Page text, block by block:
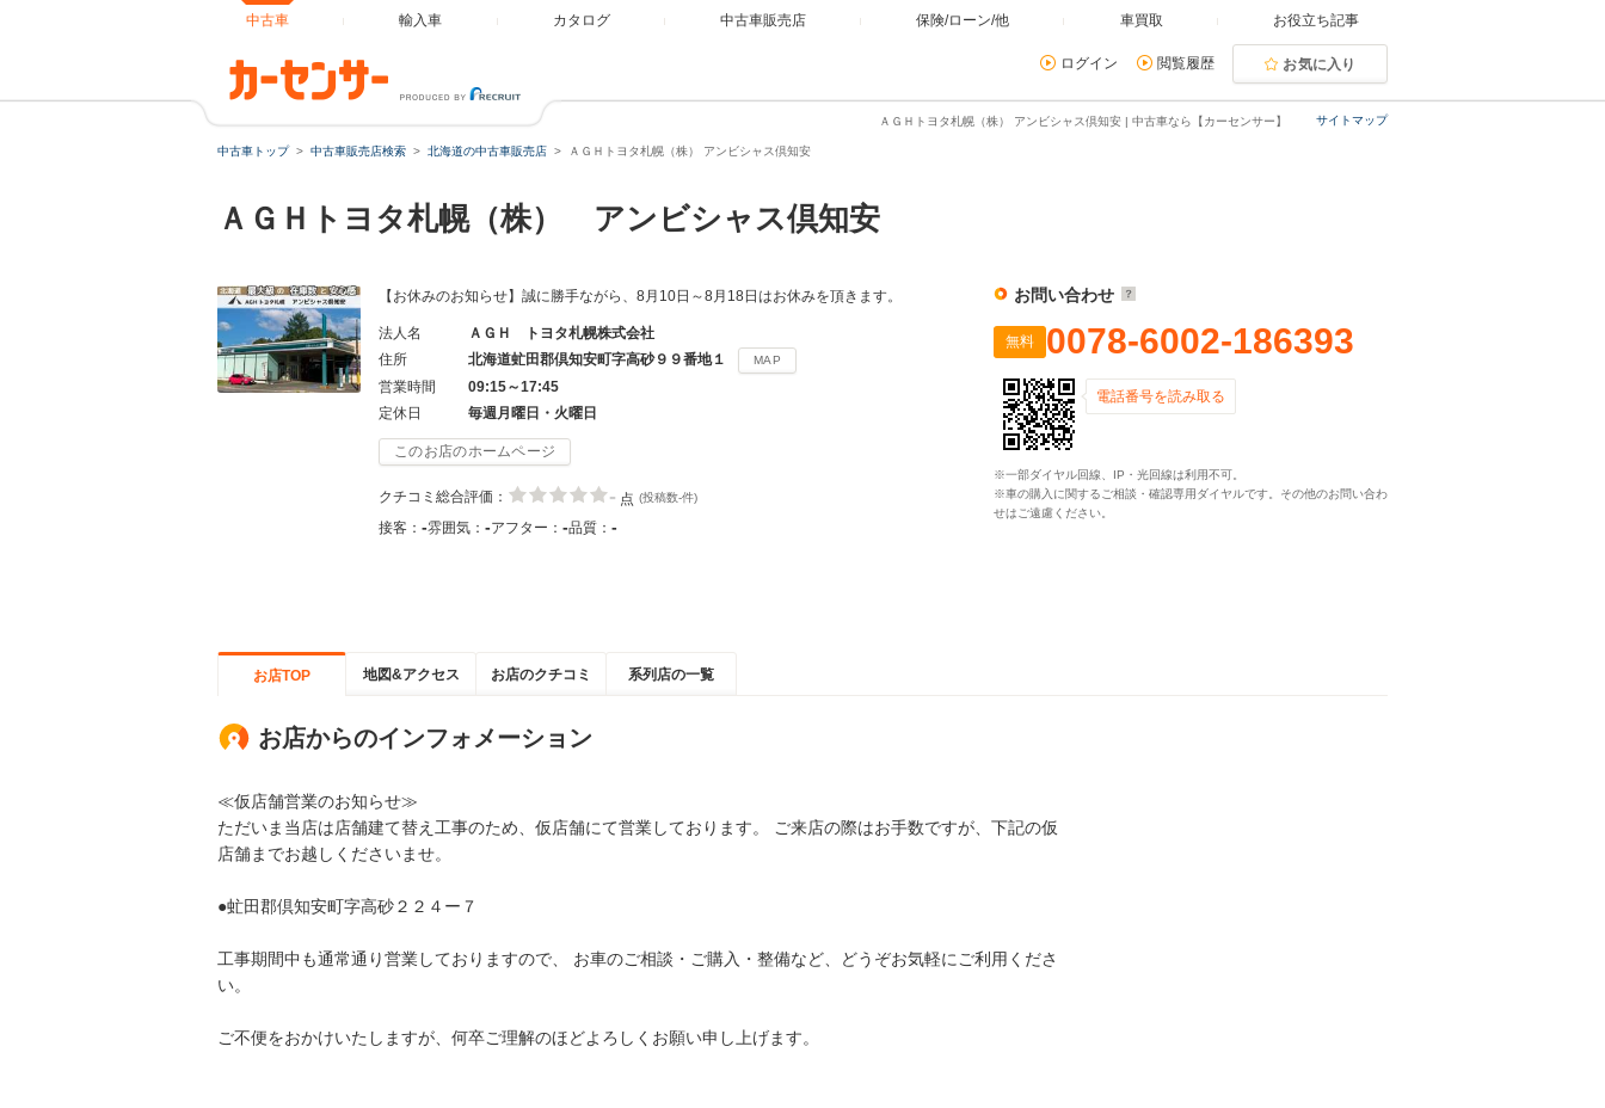
中古車 輸入車 カタログ 中古車販売店 保険/ローン/他 車買取 お役立ち記事
ログイン 閲覧履歴 お気に入り
サイトマップ
ＡＧＨトヨタ札幌（株） アンビシャス倶知安 | 中古車なら【カーセンサー】
中古車トップ 中古車販売店検索 北海道の中古車販売店 ＡＧＨトヨタ札幌（株） アンビシャス倶知安
ＡＧＨトヨタ札幌（株） アンビシャス倶知安
【お休みのお知らせ】誠に勝手ながら、8月10日～8月18日はお休みを頂きます。
法人名
ＡＧＨ トヨタ札幌株式会社
住所
北海道虻田郡倶知安町字高砂９９番地１ MAP
営業時間
09:15～17:45
定休日
毎週月曜日・火曜日
このお店のホームページ
クチコミ総合評価： - 点 (投稿数-件)
接客： -雰囲気： -アフター： -品質： -
お問い合わせ
無料 0078-6002-186393
電話番号を読み取る
※一部ダイヤル回線、IP・光回線は利用不可。
※車の購入に関するご相談・確認専用ダイヤルです。その他のお問い合わ
せはご遠慮ください。
お店TOP 地図&アクセス お店のクチコミ 系列店の一覧
お店からのインフォメーション
≪仮店舗営業のお知らせ≫
ただいま当店は店舗建て替え工事のため、仮店舗にて営業しております。 ご来店の際はお手数ですが、下記の仮
店舗までお越しくださいませ。
●虻田郡倶知安町字高砂２２４ー７
工事期間中も通常通り営業しておりますので、 お車のご相談・ご購入・整備など、どうぞお気軽にご利用くださ
い。
ご不便をおかけいたしますが、何卒ご理解のほどよろしくお願い申し上げます。